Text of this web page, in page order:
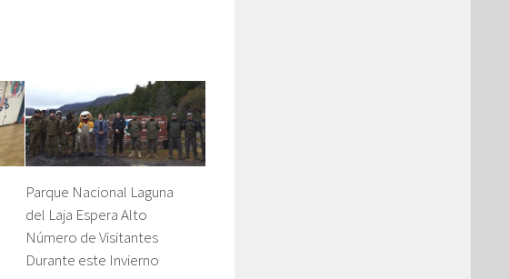
Parque Nacional Laguna
del Laja Espera Alto
Número de Visitantes
Durante este Invierno